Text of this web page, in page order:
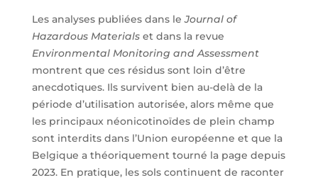
Les analyses publiées dans leJournal of
Hazardous Materialset dans la revue
Environmental Monitoring and Assessment
montrent que ces résidus sont loin d’être
anecdotiques. Ils survivent bien au-delà de la
période d’utilisation autorisée, alors même que
les principaux néonicotinoïdes de plein champ
sont interdits dans l’Union européenne et que la
Belgique a théoriquement tourné la page depuis
2023. En pratique, les sols continuent de raconter